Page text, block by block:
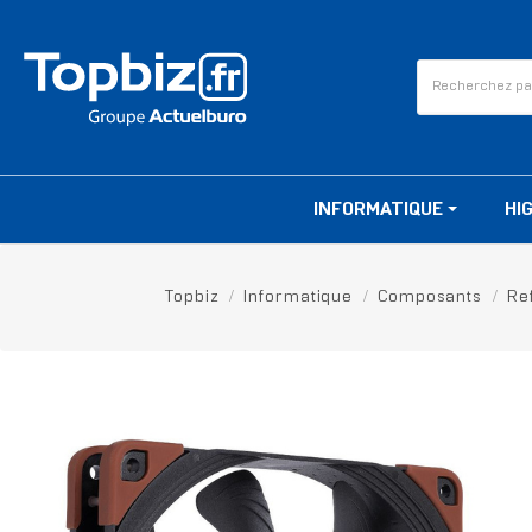
INFORMATIQUE
Topbiz Informatique Composants